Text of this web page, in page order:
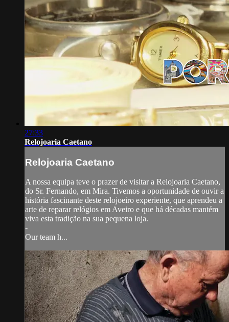
27:33
Relojoaria Caetano
Relojoaria Caetano
A nossa equipa teve o prazer de visitar a Relojoaria Caetano,
do Sr. Fernando, em Mira. Tivemos a oportunidade de ouvir a
história fascinante deste relojoeiro experiente, que aprendeu a
arte de reparar relógios em Aveiro e que há décadas mantém
viva esta tradição na sua pequena loja.
-
Our team h...